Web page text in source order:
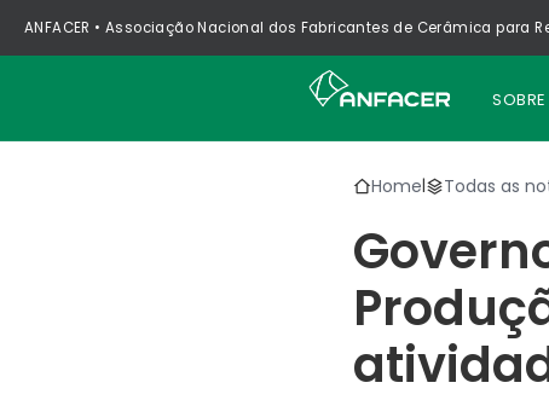
ANFACER • Associação Nacional dos Fabricantes de Cerâmica para
SOBRE
Home| Todas as